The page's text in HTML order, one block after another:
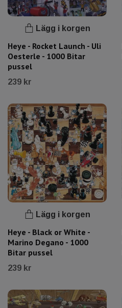
Lägg i korgen
Heye - Rocket Launch - Uli
Oesterle - 1000 Bitar
pussel
239 kr
Lägg i korgen
Heye - Black or White -
Marino Degano - 1000
Bitar pussel
239 kr